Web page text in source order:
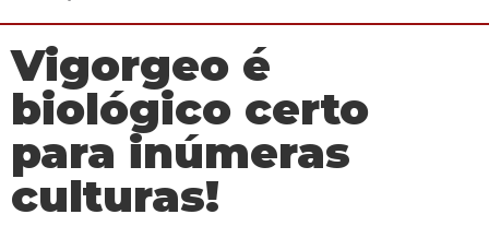
Vigorgeo é
biológico certo
para inúmeras
culturas!